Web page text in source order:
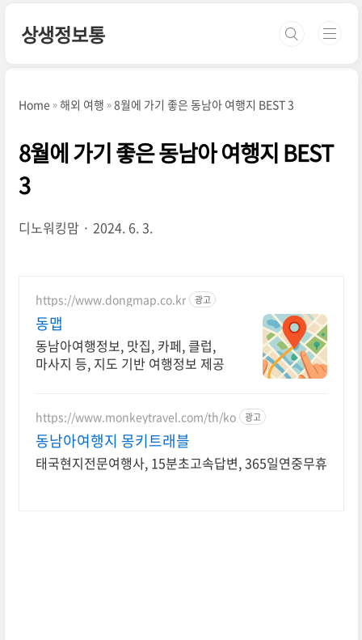
상생정보통
Home 해외 여행 8월에 가기 좋은 동남아 여행지 BEST 3
8월에 가기 좋은 동남아 여행지 BEST
3
디노워킹맘 2024. 6. 3.
https://www.dongmap.co.kr 광고
동맵
동남아여행정보, 맛집, 카페, 클럽,
마사지 등, 지도 기반 여행정보 제공
https://www.monkeytravel.com/th/ko 광고
동남아여행지 몽키트래블
태국현지전문여행사, 15분초고속답변, 365일연중무휴